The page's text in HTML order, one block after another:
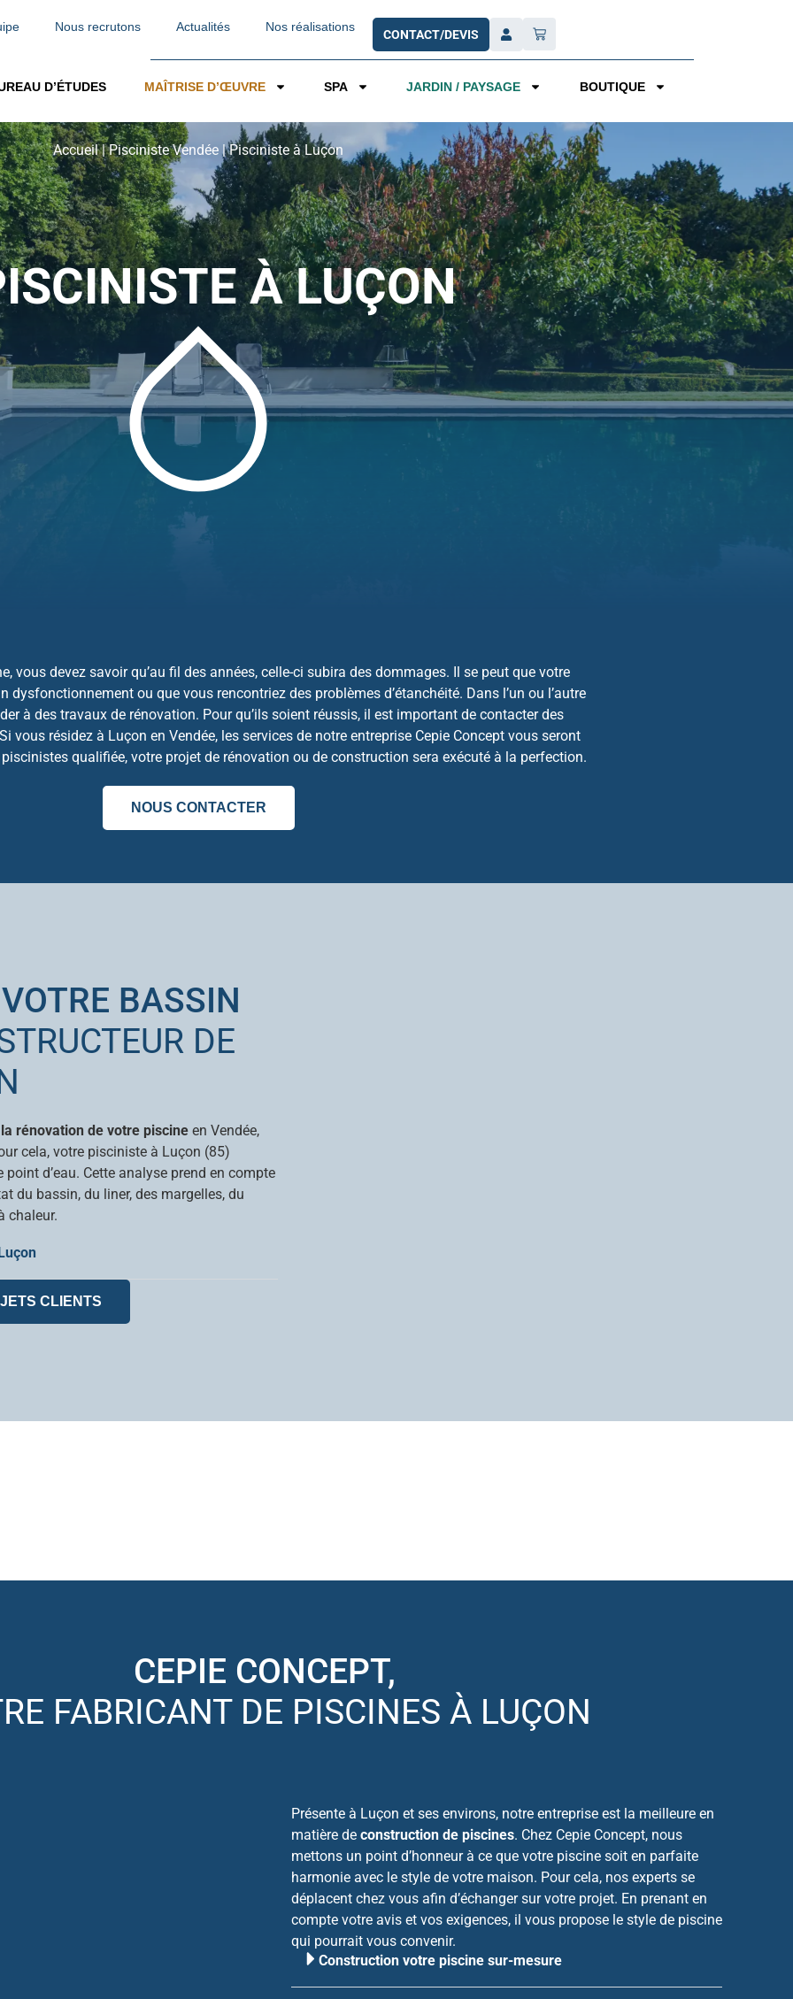
Nous recrutons Actualités Nos réalisations
CONTACT/DEVIS
D’ÉTUDES MAÎTRISE D’ŒUVRE SPA JARDIN / PAYSAGE BOUTIQUE
Accueil|Pisciniste Vendée |Pisciniste à Luçon
À LUÇON
vous devez savoir qu’au fil des années, celle-ci subira des dommages. Il se peut que votre
ou que vous rencontriez des problèmes d’étanchéité. Dans l’un ou l’autre
à des travaux de rénovation. Pour qu’ils soient réussis, il est important de contacter des
vous résidez à Luçon en Vendée, les services de notre entreprise Cepie Concept vous seront
qualifiée, votre projet de rénovation ou de construction sera exécuté à la perfection.
NOUS CONTACTER
BASSIN
DE
rénovation de votre piscine en Vendée,
cela, votre pisciniste à Luçon (85)
d’eau. Cette analyse prend en compte
du bassin, du liner, des margelles, du
chaleur.
CLIENTS
CEPIE CONCEPT,
FABRICANT DE PISCINES À LUÇON
Présente à Luçon et ses environs, notre entreprise est la meilleure en
matière de construction de piscines. Chez Cepie Concept, nous
mettons un point d’honneur à ce que votre piscine soit en parfaite
harmonie avec le style de votre maison. Pour cela, nos experts se
déplacent chez vous afin d’échanger sur votre projet. En prenant en
compte votre avis et vos exigences, il vous propose le style de piscine
qui pourrait vous convenir.
Construction votre piscine sur-mesure